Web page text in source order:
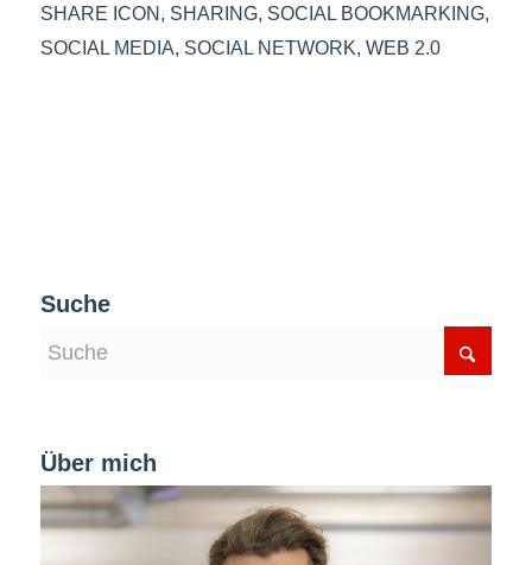
SHARE ICON, SHARING, SOCIAL BOOKMARKING,
SOCIAL MEDIA, SOCIAL NETWORK, WEB 2.0
Suche
Über mich